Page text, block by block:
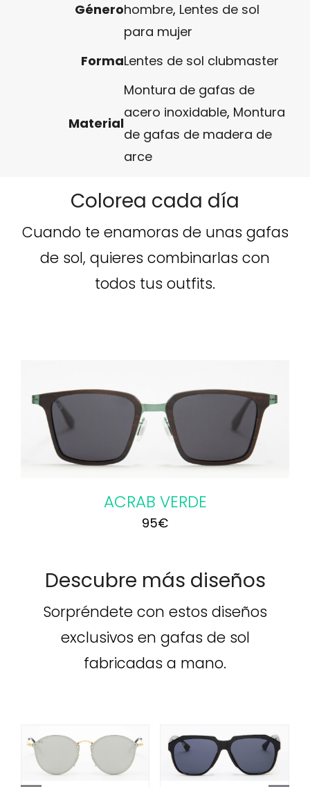
Génerohombre, Lentes de sol
para mujer
FormaLentes de sol clubmaster
Material
Montura de gafas de
acero inoxidable, Montura
de gafas de madera de
arce
Colorea cada día
Cuando te enamoras de unas gafas
de sol, quieres combinarlas con
todos tus outfits.
ACRAB VERDE
95€
Descubre más diseños
Sorpréndete con estos diseños
exclusivos en gafas de sol
fabricadas a mano.
AL
AÑADIR AL
CARRITO
DETALLES
AÑADIR
CARRITO